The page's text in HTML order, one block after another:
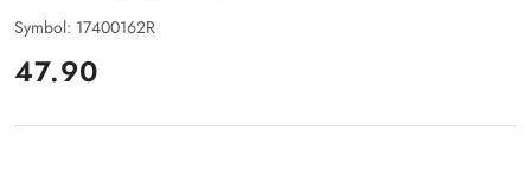
Symbol: 17400162R
cena:
47.90